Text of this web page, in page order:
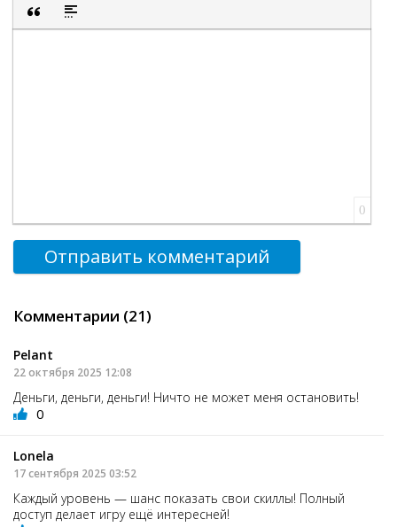
Вставка цитаты
Вставка спойлера
0
Отправить комментарий
Комментарии (21)
Pelant
22 октября 2025 12:08
Деньги, деньги, деньги! Ничто не может меня остановить!
0
Lonela
17 сентября 2025 03:52
Каждый уровень — шанс показать свои скиллы! Полный
доступ делает игру ещё интересней!